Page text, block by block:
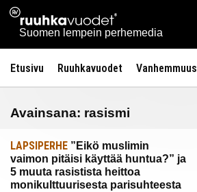
Siirry
sisältöön
Ruuhkavuodet.fi
Suomen lempein perhemedia
Etusivu Ruuhkavuodet Vanhemmuus
Avainsana: rasismi
LAPSIPERHE ”Eikö muslimin
vaimon pitäisi käyttää huntua?” ja
5 muuta rasistista heittoa
monikulttuurisesta parisuhteesta